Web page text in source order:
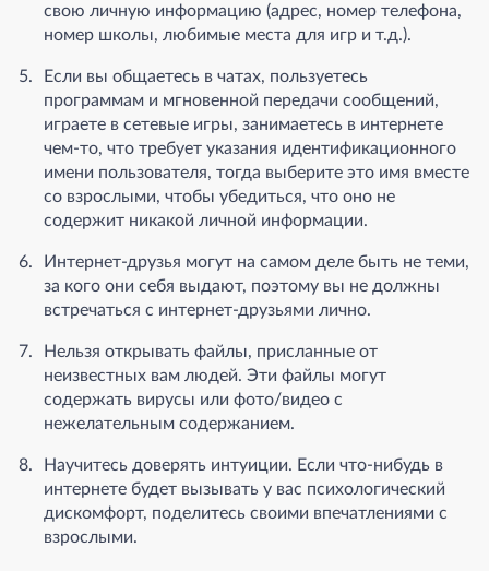
свою личную информацию (адрес, номер телефона,
номер школы, любимые места для игр и т.д.).
Если вы общаетесь в чатах, пользуетесь
программам и мгновенной передачи сообщений,
играете в сетевые игры, занимаетесь в интернете
чем-то, что требует указания идентификационного
имени пользователя, тогда выберите это имя вместе
со взрослыми, чтобы убедиться, что оно не
содержит никакой личной информации.
Интернет-друзья могут на самом деле быть не теми,
за кого они себя выдают, поэтому вы не должны
встречаться с интернет-друзьями лично.
Нельзя открывать файлы, присланные от
неизвестных вам людей. Эти файлы могут
содержать вирусы или фото/видео с
нежелательным содержанием.
Научитесь доверять интуиции. Если что-нибудь в
интернете будет вызывать у вас психологический
дискомфорт, поделитесь своими впечатлениями с
взрослыми.